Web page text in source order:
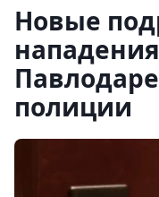
Новые
полиции